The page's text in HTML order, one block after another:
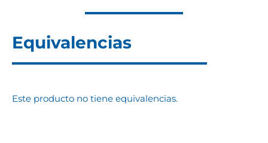
Equivalencias
Este producto no tiene equivalencias.